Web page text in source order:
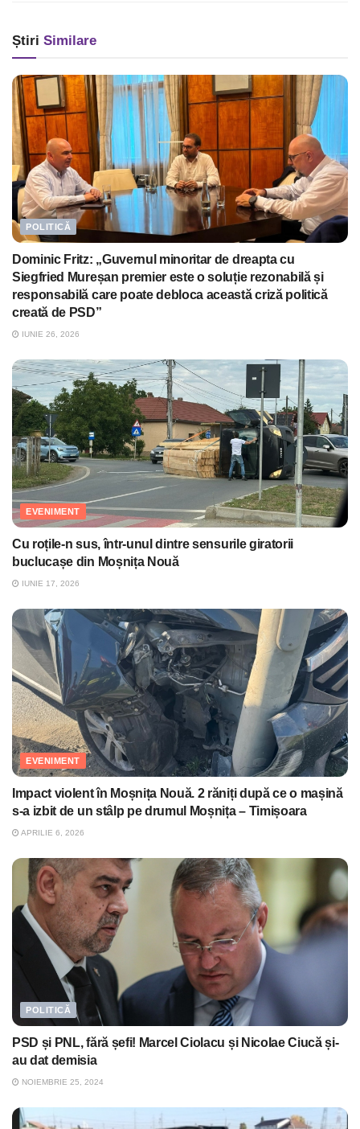
Știri Similare
POLITICĂ
Dominic Fritz: „Guvernul minoritar de dreapta cu
Siegfried Mureșan premier este o soluție rezonabilă și
responsabilă care poate debloca această criză politică
creată de PSD”
IUNIE 26, 2026
EVENIMENT
Cu roțile-n sus, într-unul dintre sensurile giratorii
buclucașe din Moșnița Nouă
IUNIE 17, 2026
EVENIMENT
Impact violent în Moșnița Nouă. 2 răniți după ce o mașină
s-a izbit de un stâlp pe drumul Moșnița – Timișoara
APRILIE 6, 2026
POLITICĂ
PSD și PNL, fără șefi! Marcel Ciolacu și Nicolae Ciucă și-
au dat demisia
NOIEMBRIE 25, 2024